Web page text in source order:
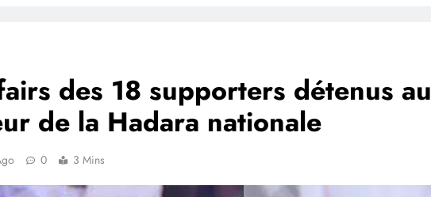
des 18 supporters détenus au
de la Hadara nationale
0 3 Mins